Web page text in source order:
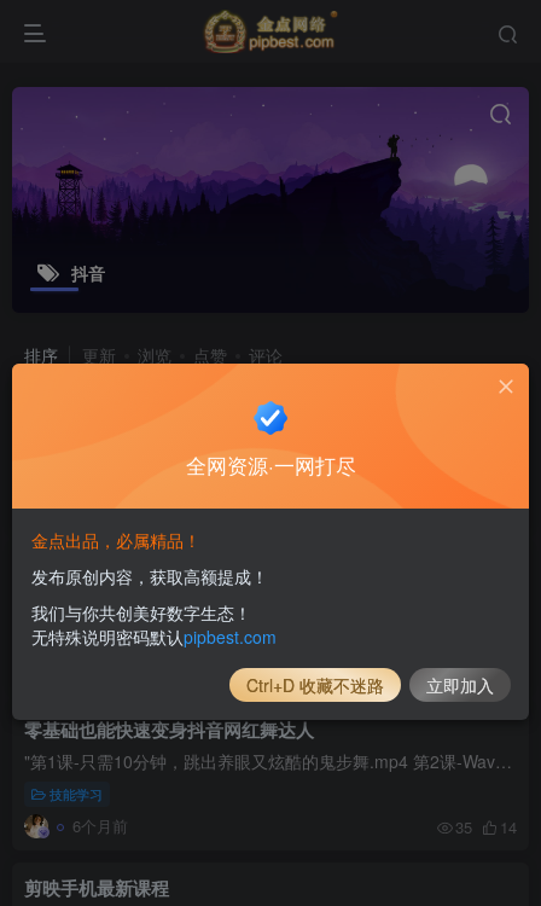
抖音
排序 更新 浏览 点赞 评论
自学配音每天教你玩赚有声书
6个月前 61 13
7天学会抖音电影解说4.0课
技能学习
28
零基础也能快速变身抖音网红舞达人
"第1课-只需10分钟，跳出养眼又炫酷的鬼步舞.mp4 第2课-Wave：带有波浪的舞姿，才能抢夺所有人的注意.mp4 第3课-Rolling：快速上手超带感的Rolling，嗨翻全场.mp4 第4课-卡节拍：一招教你...
技能学习
6个月前 35 14
剪映手机最新课程
全网资源·一网打尽
金点出品，必属精品！
发布原创内容，获取高额提成！
我们与你共创美好数字生态！
无特殊说明密码默认pipbest.com
Ctrl+D 收藏不迷路 立即加入